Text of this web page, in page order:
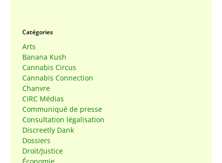
Catégories
Arts
Banana Kush
Cannabis Circus
Cannabis Connection
Chanvre
CIRC Médias
Communiqué de presse
Consultation légalisation
Discreetly Dank
Dossiers
Droit/Justice
Économie